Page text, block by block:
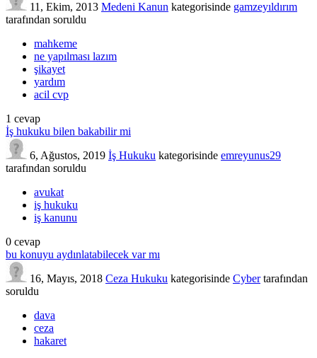
11, Ekim, 2013 Medeni Kanun kategorisinde gamzeyıldırım
tarafından soruldu
mahkeme
ne yapılması lazım
şikayet
yardım
acil cvp
1 cevap
İş hukuku bilen bakabilir mi
6, Ağustos, 2019 İş Hukuku kategorisinde emreyunus29
tarafından soruldu
avukat
iş hukuku
iş kanunu
0 cevap
bu konuyu aydınlatabilecek var mı
16, Mayıs, 2018 Ceza Hukuku kategorisinde Cyber tarafından
soruldu
dava
ceza
hakaret